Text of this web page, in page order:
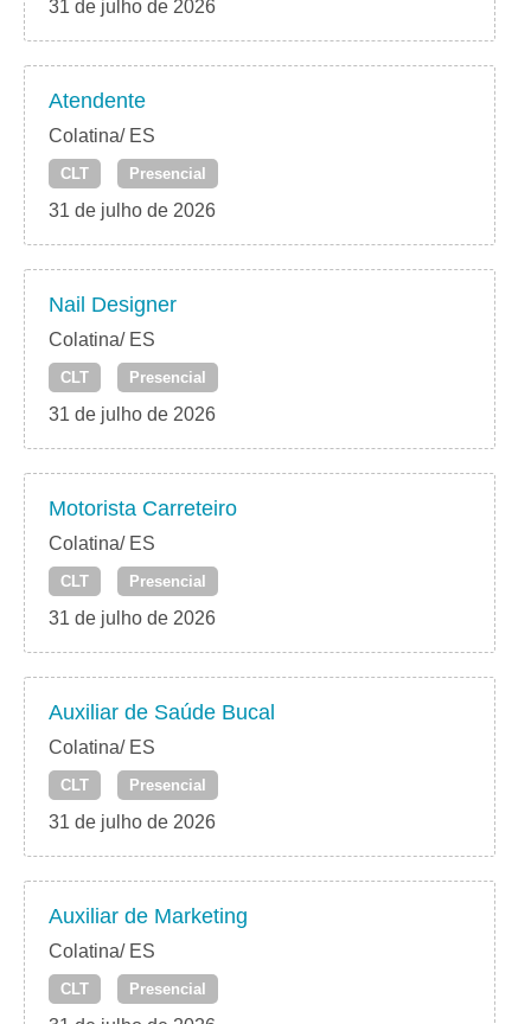
31 de julho de 2026
Atendente
Colatina/ ES
CLT Presencial
31 de julho de 2026
Nail Designer
Colatina/ ES
CLT Presencial
31 de julho de 2026
Motorista Carreteiro
Colatina/ ES
CLT Presencial
31 de julho de 2026
Auxiliar de Saúde Bucal
Colatina/ ES
CLT Presencial
31 de julho de 2026
Auxiliar de Marketing
Colatina/ ES
CLT Presencial